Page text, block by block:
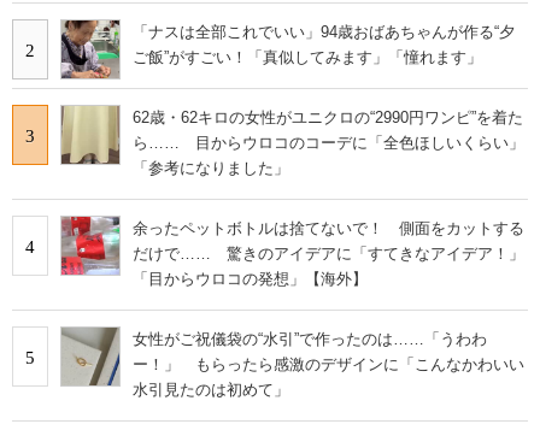
2
「ナスは全部これでいい」94歳おばあちゃんが作る“夕
ご飯”がすごい！「真似してみます」「憧れます」
3
62歳・62キロの女性がユニクロの“2990円ワンピ”を着た
ら…… 目からウロコのコーデに「全色ほしいくらい」
「参考になりました」
4
余ったペットボトルは捨てないで！ 側面をカットする
だけで…… 驚きのアイデアに「すてきなアイデア！」
「目からウロコの発想」【海外】
5
女性がご祝儀袋の“水引”で作ったのは……「うわわ
ー！」 もらったら感激のデザインに「こんなかわいい
水引見たのは初めて」